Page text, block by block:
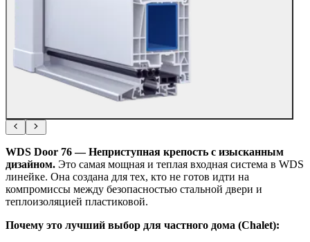
WDS Door 76 — Неприступная крепость с изысканным
дизайном. Это самая мощная и теплая входная система в WDS
линейке. Она создана для тех, кто не готов идти на
компромиссы между безопасностью стальной двери и
теплоизоляцией пластиковой.
Почему это лучший выбор для частного дома (Chalet):